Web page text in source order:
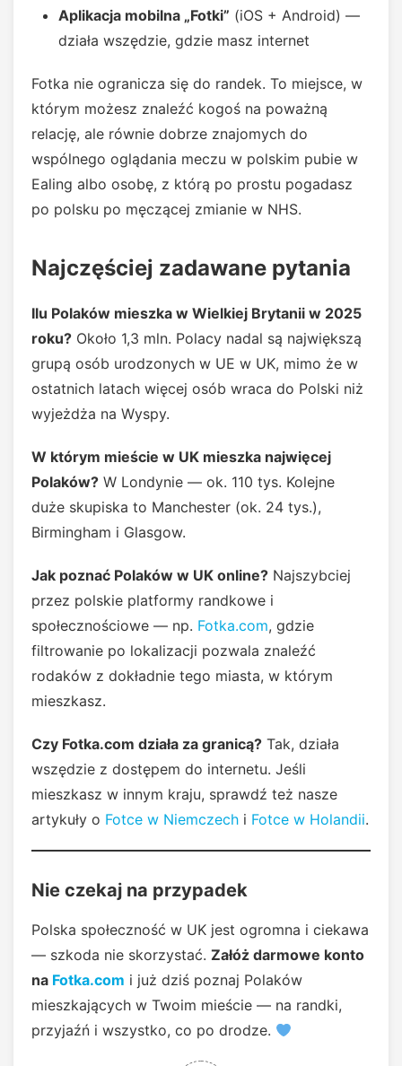
Aplikacja mobilna „Fotki” (iOS + Android) —
działa wszędzie, gdzie masz internet
Fotka nie ogranicza się do randek. To miejsce, w
którym możesz znaleźć kogoś na poważną
relację, ale równie dobrze znajomych do
wspólnego oglądania meczu w polskim pubie w
Ealing albo osobę, z którą po prostu pogadasz
po polsku po męczącej zmianie w NHS.
Najczęściej zadawane pytania
Ilu Polaków mieszka w Wielkiej Brytanii w 2025
roku? Około 1,3 mln. Polacy nadal są największą
grupą osób urodzonych w UE w UK, mimo że w
ostatnich latach więcej osób wraca do Polski niż
wyjeżdża na Wyspy.
W którym mieście w UK mieszka najwięcej
Polaków? W Londynie — ok. 110 tys. Kolejne
duże skupiska to Manchester (ok. 24 tys.),
Birmingham i Glasgow.
Jak poznać Polaków w UK online? Najszybciej
przez polskie platformy randkowe i
społecznościowe — np. Fotka.com, gdzie
filtrowanie po lokalizacji pozwala znaleźć
rodaków z dokładnie tego miasta, w którym
mieszkasz.
Czy Fotka.com działa za granicą? Tak, działa
wszędzie z dostępem do internetu. Jeśli
mieszkasz w innym kraju, sprawdź też nasze
artykuły o Fotce w Niemczech i Fotce w Holandii.
Nie czekaj na przypadek
Polska społeczność w UK jest ogromna i ciekawa
— szkoda nie skorzystać. Załóż darmowe konto
na Fotka.com i już dziś poznaj Polaków
mieszkających w Twoim mieście — na randki,
przyjaźń i wszystko, co po drodze.